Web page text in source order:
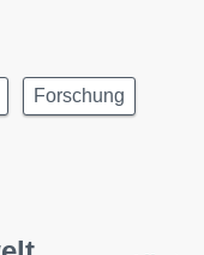
Forschung